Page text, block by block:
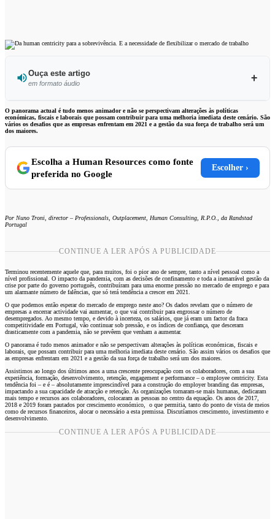
Ouça este artigo
em formato áudio
Ouvir este artigo
O panorama actual é tudo menos animador e não se perspectivam alterações às políticas
económicas, fiscais e laborais que possam contribuir para uma melhoria imediata deste cenário. São
vários os desafios que as empresas enfrentam em 2021 e a gestão da sua força de trabalho será um
dos maiores.
Escolha a Human Resources como fonte
preferida no Google
Escolher ›
Por Nuno Troni, director – Professionals, Outplacement, Human Consulting, R.P.O., da Randstad
Portugal
CONTINUE A LER APÓS A PUBLICIDADE
Terminou recentemente aquele que, para muitos, foi o pior ano de sempre, tanto a nível pessoal como a
nível profissional. O impacto da pandemia, com as decisões de confinamento e toda a inenarrável gestão da
crise por parte do governo português, contribuíram para uma enorme pressão no mercado de emprego e para
um alarmante número de falências, que só terá tendência a crescer em 2021.
O que podemos então esperar do mercado de emprego neste ano? Os dados revelam que o número de
empresas a encerrar actividade vai aumentar, o que vai contribuir para engrossar o número de
desempregados. Ao mesmo tempo, e devido à incerteza, os salários, que já eram um factor da fraca
competitividade em Portugal, vão continuar sob pressão, e os índices de confiança, que desceram
drasticamente com a pandemia, não se prevêem que venham a aumentar.
O panorama é tudo menos animador e não se perspectivam alterações às políticas económicas, fiscais e
laborais, que possam contribuir para uma melhoria imediata deste cenário. São assim vários os desafios que
as empresas enfrentam em 2021 e a gestão da sua força de trabalho será um dos maiores.
Assistimos ao longo dos últimos anos a uma crescente preocupação com os colaboradores, com a sua
experiência, formação, desenvolvimento, retenção, engagement e performance – o employee centricity. Esta
tendência foi – e é – absolutamente imprescindível para a construção do employer branding das empresas,
impactando a sua capacidade de atracção e retenção. As organizações tornaram-se mais humanas, dedicaram
mais tempo e recursos aos colaboradores, colocaram as pessoas no centro da equação. Os anos de 2017,
2018 e 2019 foram pautados por crescimento económico, o que permitia, tanto do ponto de vista de meios
como de recursos financeiros, alocar o necessário a esta premissa. Discutíamos crescimento, investimento e
desenvolvimento.
CONTINUE A LER APÓS A PUBLICIDADE